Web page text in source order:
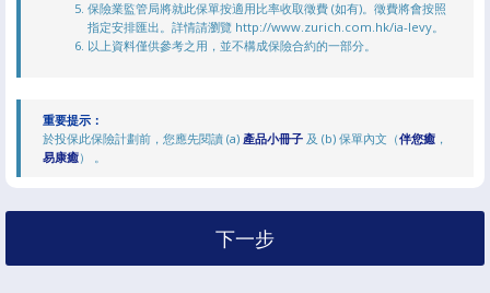
保險業監管局將就此保單按適用比率收取徵費 (如有)。徵費將會按照
指定安排匯出。詳情請瀏覽 http://www.zurich.com.hk/ia-levy。
以上資料僅供參考之用，並不構成保險合約的一部分。
重要提示：
於投保此保險計劃前，您應先閱讀 (a) 產品小冊子 及 (b) 保單內文（伴您癒 ，
易康癒） 。
下一步